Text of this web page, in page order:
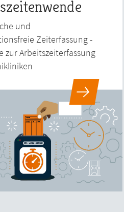
und
Zeiterfassung -
zur Arbeitszeiterfassung